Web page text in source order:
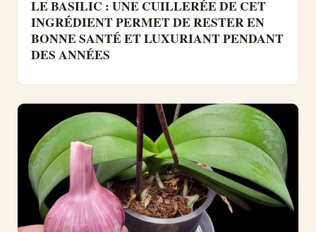
LE BASILIC : UNE CUILLERÉE DE CET
INGRÉDIENT PERMET DE RESTER EN
BONNE SANTÉ ET LUXURIANT PENDANT
DES ANNÉES